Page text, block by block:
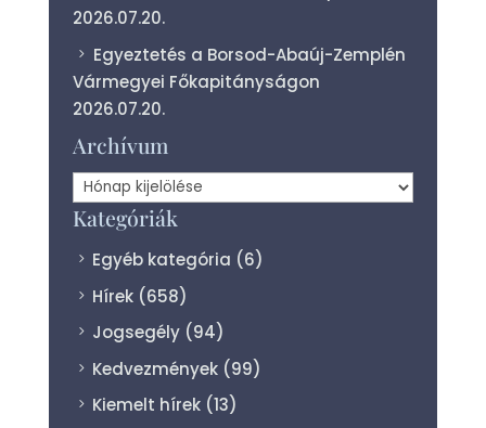
2026.07.20.
Egyeztetés a Borsod-Abaúj-Zemplén
Vármegyei Főkapitányságon
2026.07.20.
Archívum
Archívum
Kategóriák
Egyéb kategória (6)
Hírek (658)
Jogsegély (94)
Kedvezmények (99)
Kiemelt hírek (13)